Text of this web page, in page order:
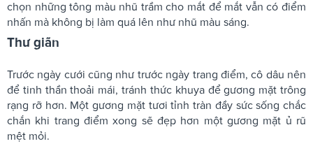
chọn những tông màu nhũ trầm cho mắt để mắt vẫn có điểm
nhấn mà không bị làm quá lên như nhũ màu sáng.
Thư giãn
Trước ngày cưới cũng như trước ngày trang điểm, cô dâu nên
để tinh thần thoải mái, tránh thức khuya để gương mặt trông
rạng rỡ hơn. Một gương mặt tươi tỉnh tràn đầy sức sống chắc
chắn khi trang điểm xong sẽ đẹp hơn một gương mặt ủ rũ
mệt mỏi.